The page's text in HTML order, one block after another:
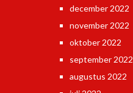
december 2022
november 2022
oktober 2022
september 2022
augustus 2022